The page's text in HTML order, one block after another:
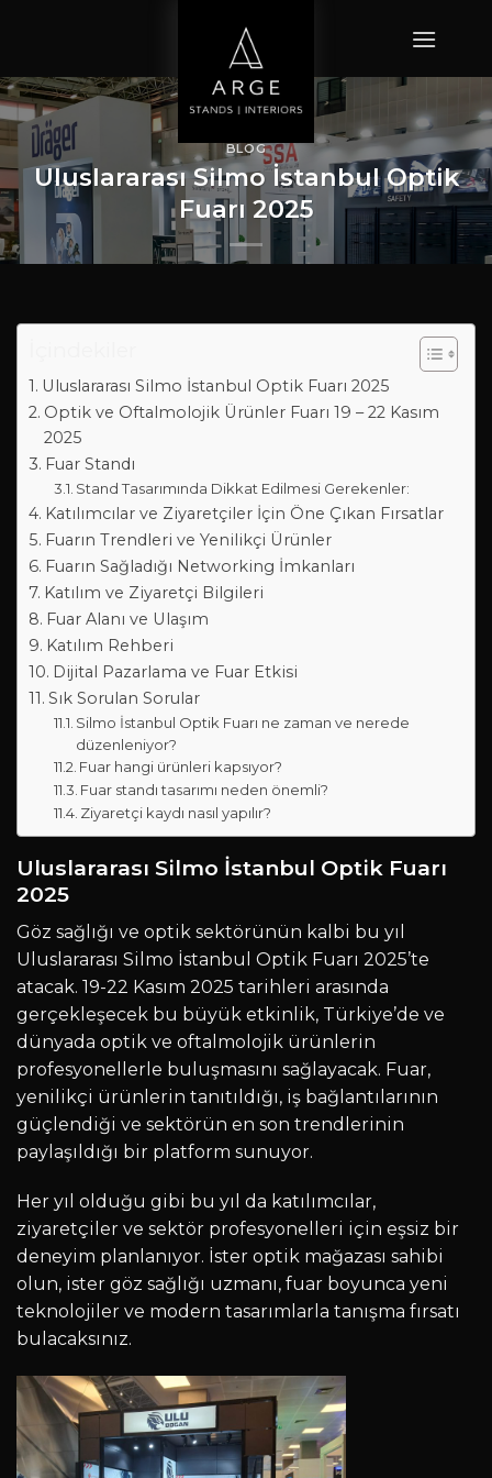
BLOG
Uluslararası Silmo İstanbul Optik
Fuarı 2025
Uluslararası Silmo İstanbul Optik Fuarı 2025
Optik ve Oftalmolojik Ürünler Fuarı 19 – 22 Kasım
2025
Fuar Standı
Stand Tasarımında Dikkat Edilmesi Gerekenler:
Katılımcılar ve Ziyaretçiler İçin Öne Çıkan Fırsatlar
Fuarın Trendleri ve Yenilikçi Ürünler
Fuarın Sağladığı Networking İmkanları
Katılım ve Ziyaretçi Bilgileri
Fuar Alanı ve Ulaşım
Katılım Rehberi
Dijital Pazarlama ve Fuar Etkisi
Sık Sorulan Sorular
Silmo İstanbul Optik Fuarı ne zaman ve nerede
düzenleniyor?
Fuar hangi ürünleri kapsıyor?
Fuar standı tasarımı neden önemli?
Ziyaretçi kaydı nasıl yapılır?
Uluslararası Silmo İstanbul Optik Fuarı
2025
Göz sağlığı ve optik sektörünün kalbi bu yıl
Uluslararası Silmo İstanbul Optik Fuarı 2025’te
atacak. 19-22 Kasım 2025 tarihleri arasında
gerçekleşecek bu büyük etkinlik, Türkiye’de ve
dünyada optik ve oftalmolojik ürünlerin
profesyonellerle buluşmasını sağlayacak. Fuar,
yenilikçi ürünlerin tanıtıldığı, iş bağlantılarının
güçlendiği ve sektörün en son trendlerinin
paylaşıldığı bir platform sunuyor.
Her yıl olduğu gibi bu yıl da katılımcılar,
ziyaretçiler ve sektör profesyonelleri için eşsiz bir
deneyim planlanıyor. İster optik mağazası sahibi
olun, ister göz sağlığı uzmanı, fuar boyunca yeni
teknolojiler ve modern tasarımlarla tanışma fırsatı
bulacaksınız.